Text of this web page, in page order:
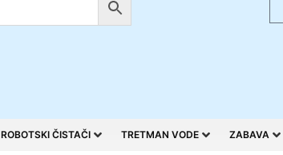
ROBOTSKI ČISTAČI TRETMAN VODE ZABAVA